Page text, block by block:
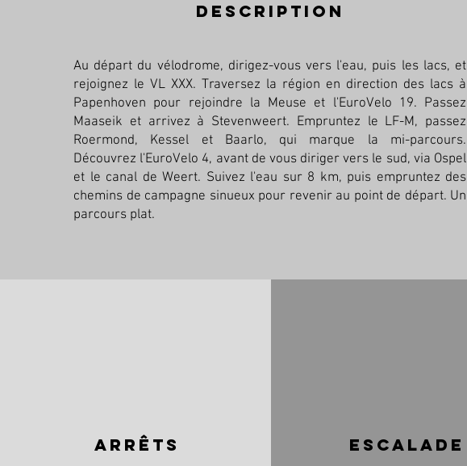
description
Au départ du vélodrome, dirigez-vous vers l'eau, puis les lacs, et
rejoignez le VL XXX. Traversez la région en direction des lacs à
Papenhoven pour rejoindre la Meuse et l'EuroVelo 19. Passez
Maaseik et arrivez à Stevenweert. Empruntez le LF-M, passez
Roermond, Kessel et Baarlo, qui marque la mi-parcours.
Découvrez l'EuroVelo 4, avant de vous diriger vers le sud, via Ospel
et le canal de Weert. Suivez l'eau sur 8 km, puis empruntez des
chemins de campagne sinueux pour revenir au point de départ. Un
parcours plat.
arrêts escalade